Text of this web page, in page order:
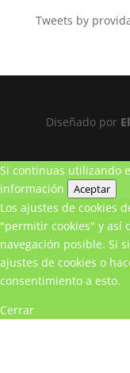
Tweets by
Diseñado por
Si continuas utilizando
información
Aceptar
Los ajustes de cookies
"permitir cookies" y así
navegación posible. Si
ajustes de cookies o
consentimiento a esto.
Cerrar